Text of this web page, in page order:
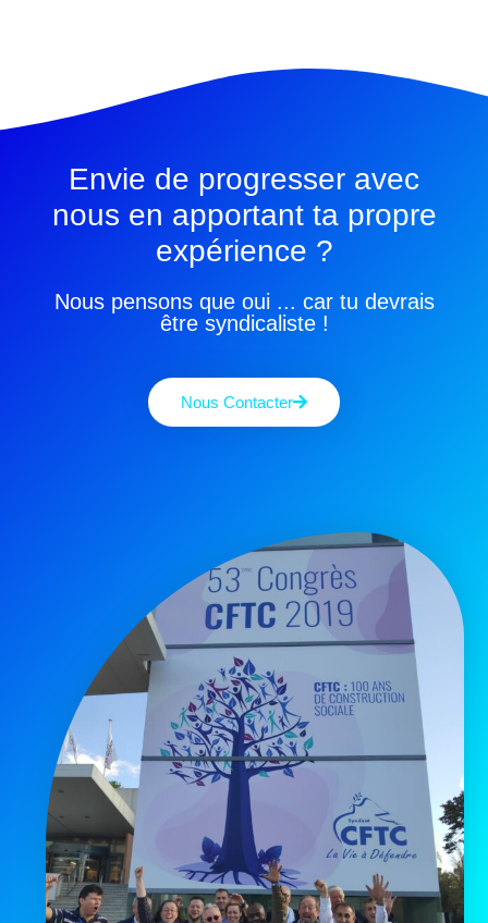
Envie de progresser avec
nous en apportant ta propre
expérience ?
Nous pensons que oui ... car tu devrais
être syndicaliste !
Nous Contacter